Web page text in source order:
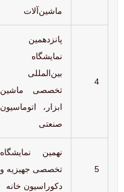
ماشین‌آلات
4
پانزدهمین
نمایشگاه
بین‌المللی
تخصصی ماشین
ابزار، اتوماسیون
صنعتی
5
نهمین نمایشگاه
تخصصی جهیزیه و
دکوراسیون خانه